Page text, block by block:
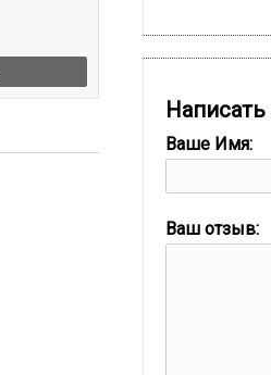
Ваше Имя:
Ваш отзыв: